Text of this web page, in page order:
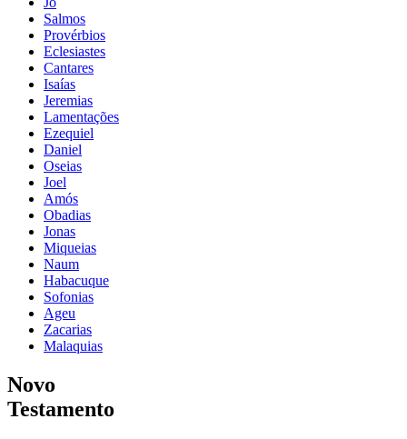
Salmos
Provérbios
Eclesiastes
Cantares
Isaías
Jeremias
Lamentações
Ezequiel
Daniel
Oseias
Joel
Amós
Obadias
Jonas
Miqueias
Naum
Habacuque
Sofonias
Ageu
Zacarias
Malaquias
Novo
Testamento